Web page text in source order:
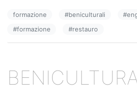
b
o
k
dI
n
vi
di
formazione #beniculturali #
#formazione #restauro